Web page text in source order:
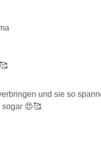
und sie so
😍🥰